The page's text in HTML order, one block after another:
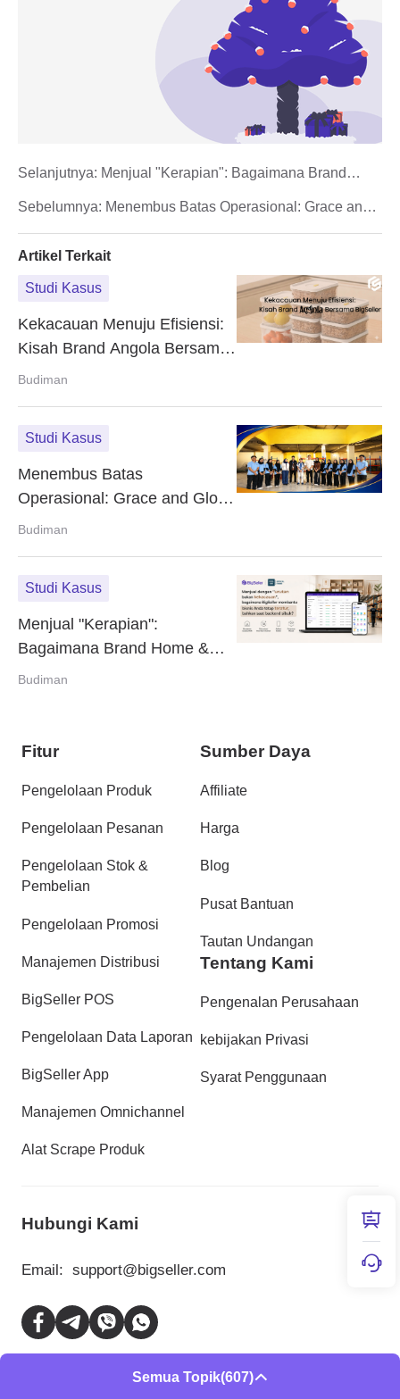
Sebelumnya: Menembus Batas Operasional: Grace and
10.000 Per Hari Bersama BigSeller
Selanjutnya: Menjual "Kerapian": Bagaimana Brand
Backend Bersama BigSeller
Artikel Terkait
Studi Kasus
Kekacauan Menuju Efisiensi:
Kisah Brand Angola Bersama
BigSeller
Budiman
Studi Kasus
Menembus Batas
Operasional: Grace and Glow
Lipat Gandakan Kapasitas
BigSeller
Budiman
Studi Kasus
Menjual "Kerapian":
Bagaimana Brand Home &
Living Menghadirkan
Budiman
Semua Topik(607)
Fitur
Pengelolaan Produk
Pengelolaan Pesanan
Pengelolaan Stok &
Pembelian
Pengelolaan Promosi
Manajemen Distribusi
BigSeller POS
Pengelolaan Data Laporan
BigSeller App
Manajemen Omnichannel
Alat Scrape Produk
Sumber Daya
Affiliate
Harga
Blog
Pusat Bantuan
Tautan Undangan
Tentang Kami
Pengenalan Perusahaan
kebijakan Privasi
Syarat Penggunaan
Hubungi Kami
Email: support@bigseller.com
Jakarta, Indonesia: (0858-8279-2593)